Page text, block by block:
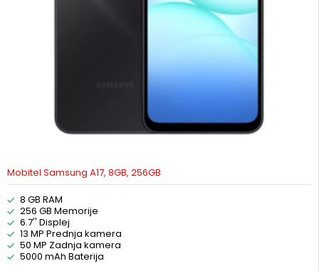
Mobitel Samsung A17, 8GB, 256GB
8 GB RAM
256 GB Memorije
6.7'' Displej
13 MP Prednja kamera
50 MP Zadnja kamera
5000 mAh Baterija